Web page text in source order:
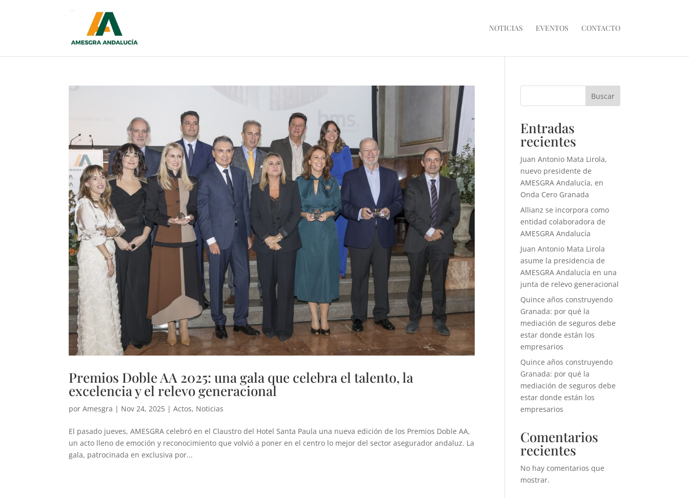
NOTICIAS EVENTOS CONTACTO
Premios Doble AA 2025: una gala que celebra el talento, la
excelencia y el relevo generacional
porAmesgra | Nov 24, 2025 |Actos, Noticias
El pasado jueves, AMESGRA celebró en el Claustro del Hotel Santa Paula una nueva edición de los Premios Doble AA,
un acto lleno de emoción y reconocimiento que volvió a poner en el centro lo mejor del sector asegurador andaluz. La
gala, patrocinada en exclusiva por...
Buscar
Entradas
recientes
Juan Antonio Mata Lirola,
nuevo presidente de
AMESGRA Andalucía, en
Onda Cero Granada
Allianz se incorpora como
entidad colaboradora de
AMESGRA Andalucía
Juan Antonio Mata Lirola
asume la presidencia de
AMESGRA Andalucía en una
junta de relevo generacional
Quince años construyendo
Granada: por qué la
mediación de seguros debe
estar donde están los
empresarios
Quince años construyendo
Granada: por qué la
mediación de seguros debe
estar donde están los
empresarios
Comentarios
recientes
No hay comentarios que
mostrar.